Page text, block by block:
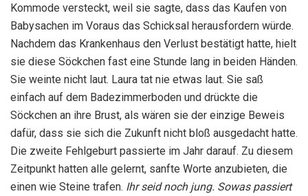
Kommode versteckt, weil sie sagte, dass das Kaufen von
Babysachen im Voraus das Schicksal herausfordern würde.
Nachdem das Krankenhaus den Verlust bestätigt hatte, hielt
sie diese Söckchen fast eine Stunde lang in beiden Händen.
Sie weinte nicht laut. Laura tat nie etwas laut. Sie saß
einfach auf dem Badezimmerboden und drückte die
Söckchen an ihre Brust, als wären sie der einzige Beweis
dafür, dass sie sich die Zukunft nicht bloß ausgedacht hatte.
Die zweite Fehlgeburt passierte im Jahr darauf. Zu diesem
Zeitpunkt hatten alle gelernt, sanfte Worte anzubieten, die
einen wie Steine trafen. Ihr seid noch jung. Sowas passiert